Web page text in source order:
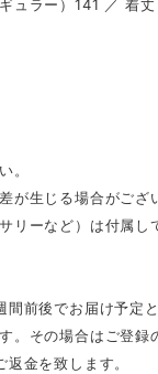
ュラー）141 ／ 着
。
生じる場合がござ
ーなど）は付属し
前後でお届け予定
。その場合はご登
金を致します。